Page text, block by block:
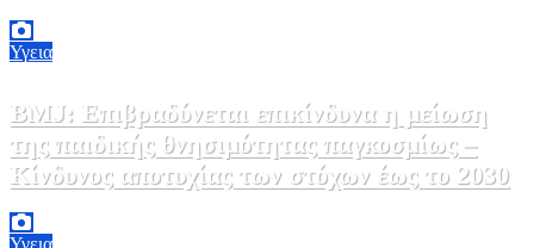
Υγεια
BMJ: Επιβραδύνεται επικίνδυνα η μείωση
της παιδικής θνησιμότητας παγκοσμίως –
Κίνδυνος αποτυχίας των στόχων έως το 2030